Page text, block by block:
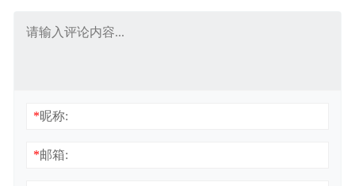
*昵称:
*邮箱: